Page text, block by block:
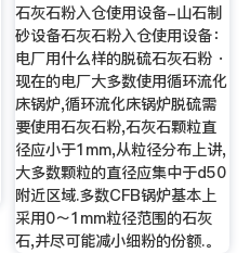
石灰石粉入仓使用设备-山石制
砂设备石灰石粉入仓使用设备：
电厂用什么样的脱硫石灰石粉 ·
现在的电厂大多数使用循环流化
床锅炉,循环流化床锅炉脱硫需
要使用石灰石粉,石灰石颗粒直
径应小于1mm,从粒径分布上讲,
大多数颗粒的直径应集中于d50
附近区域.多数CFB锅炉基本上
采用0～1mm粒径范围的石灰
石,并尽可能减小细粉的份额.。